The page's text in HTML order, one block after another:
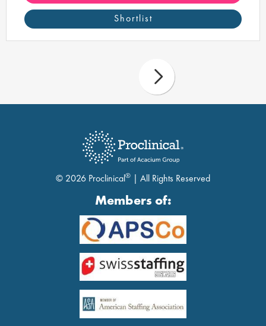
Shortlist
© 2026 Proclinical® | All Rights Reserved
Members of: